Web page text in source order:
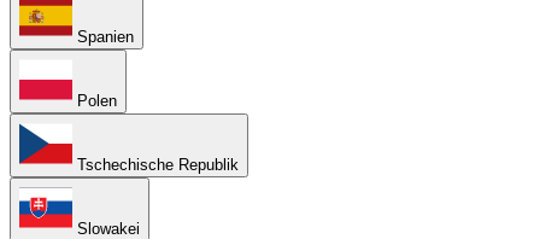
Spanien
Polen
Tschechische Republik
Slowakei